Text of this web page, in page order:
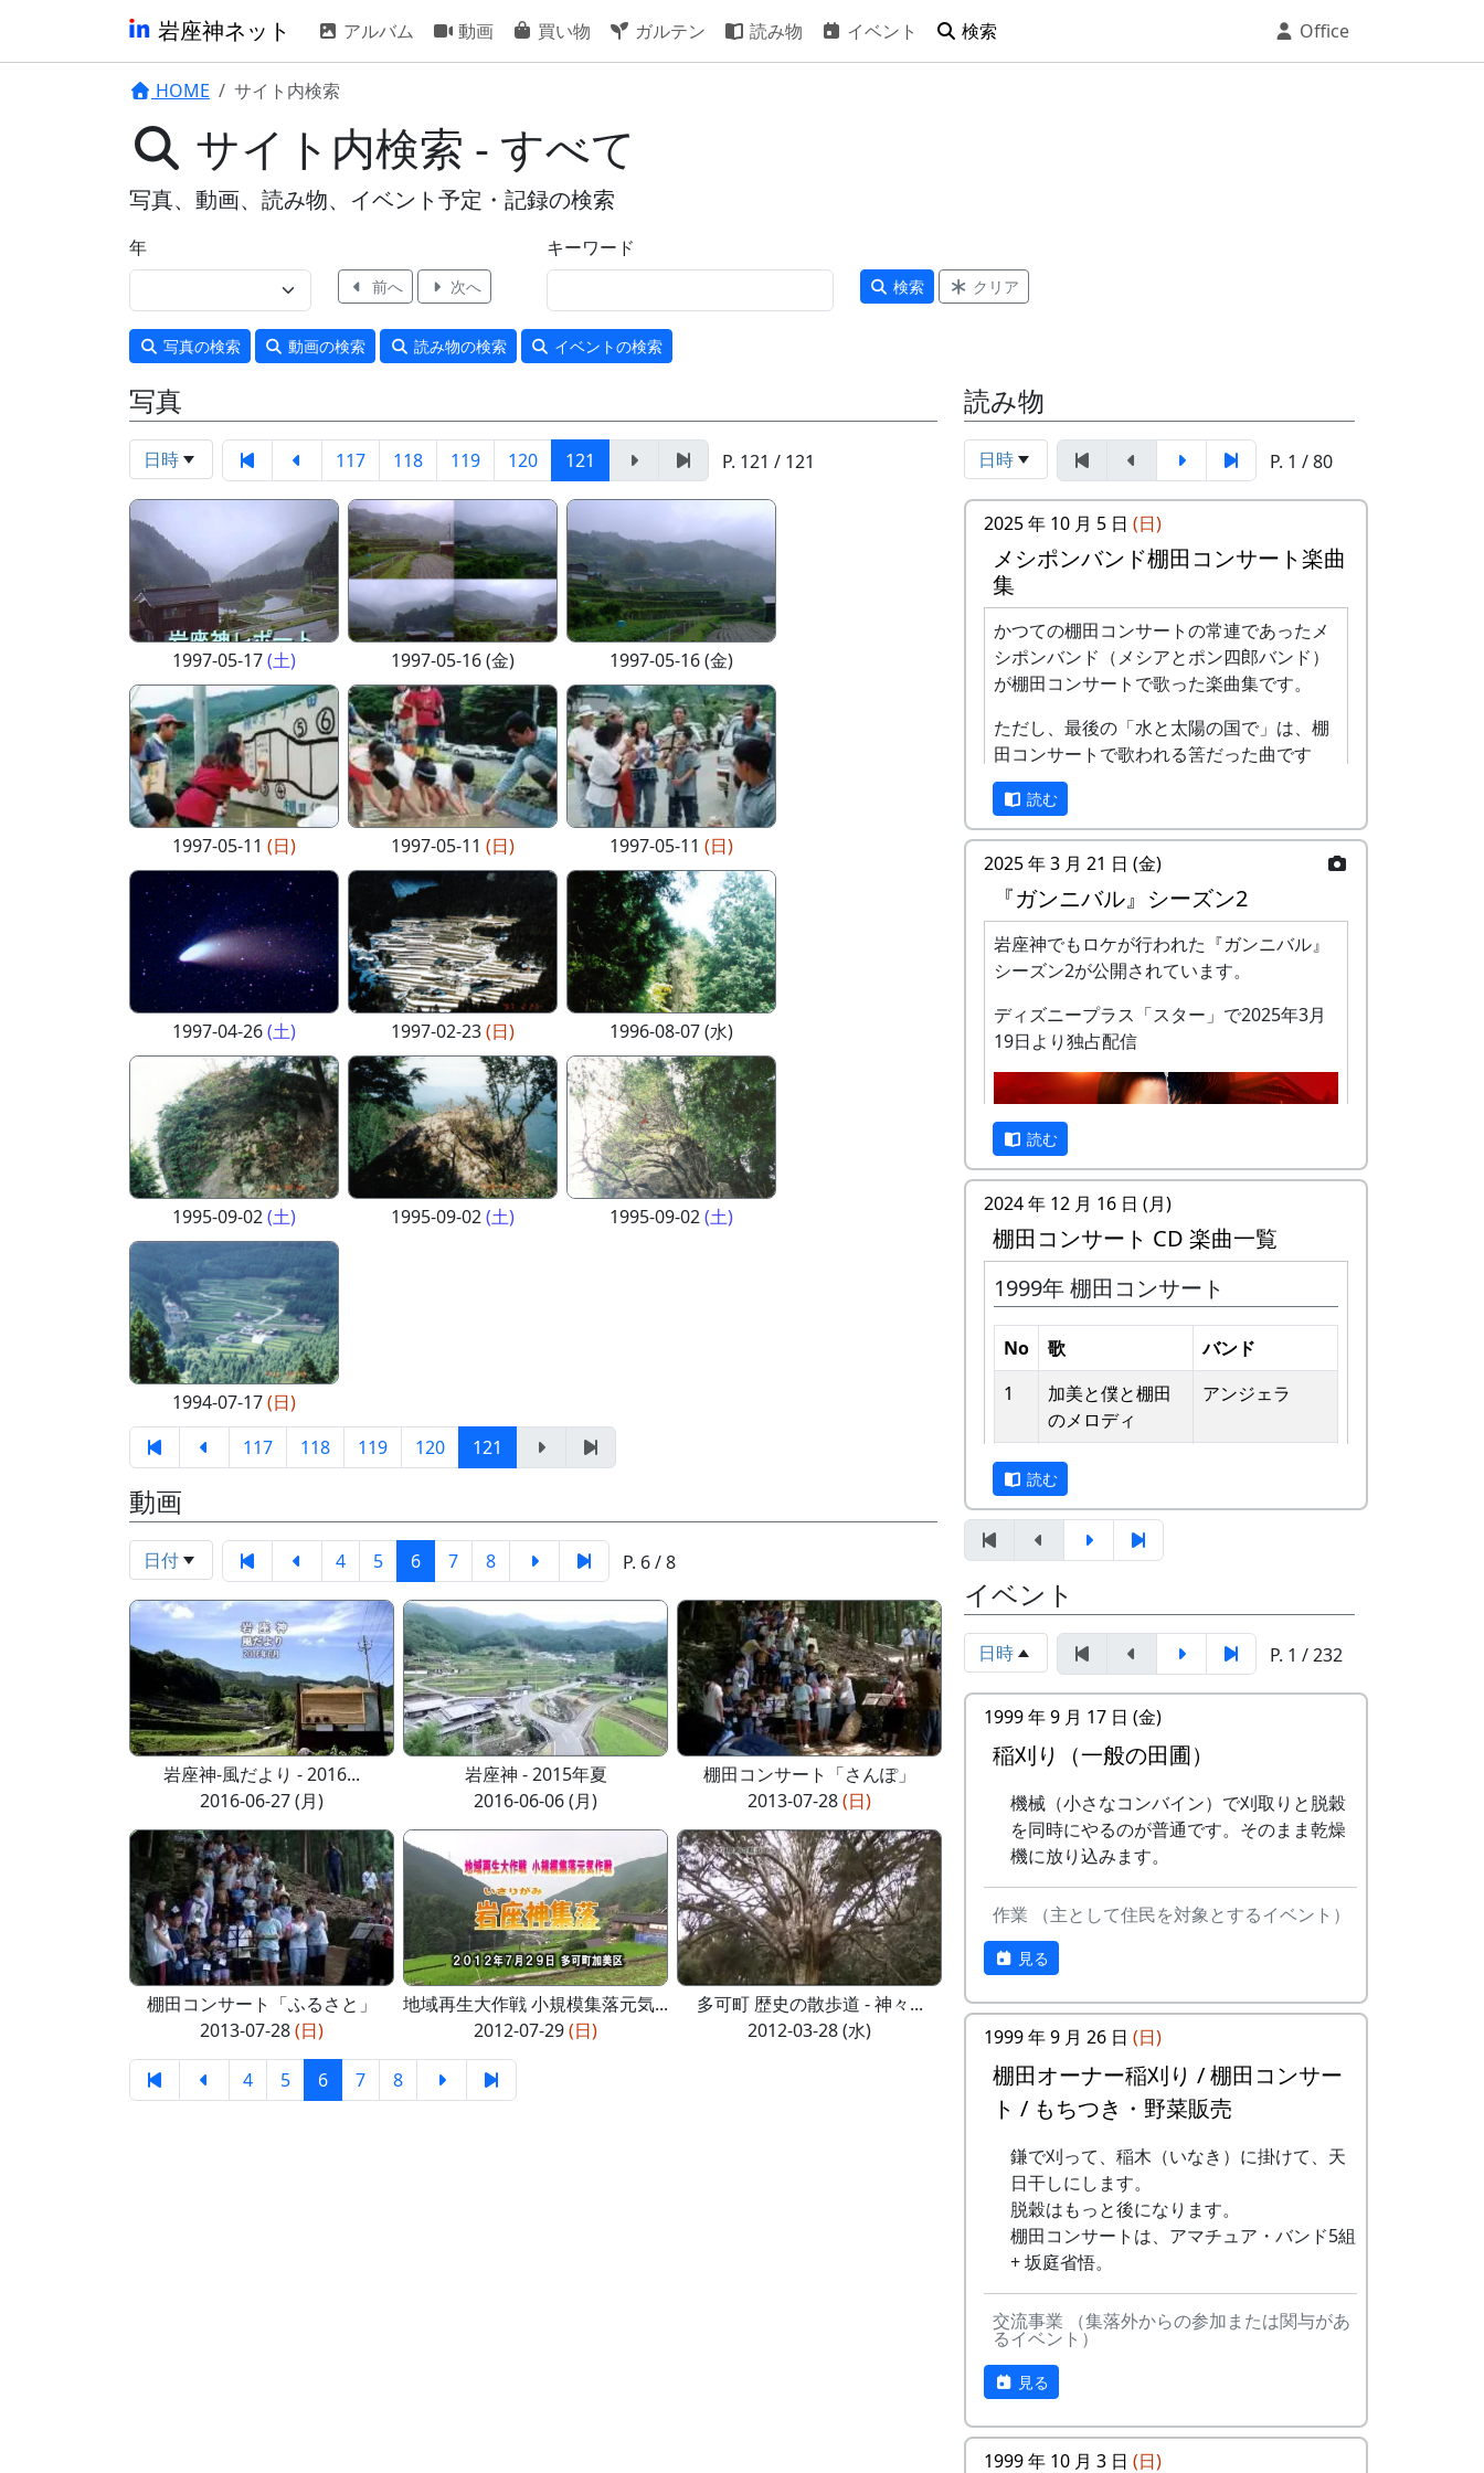
岩座神ネット アルバム 動画 買い物 ガルテン 読み物 イベント 検索 Office
HOME サイト内検索
サイト内検索 - すべて
写真、動画、読み物、イベント予定・記録の検索
年
前へ 次へ
キーワード
検索 クリア
写真の検索 動画の検索 読み物の検索 イベントの検索
写真
日時 117 118 119 120 121 P. 121 / 121
1997-05-17(土) 1997-05-16 (金) 1997-05-16 (金)
1997-05-11 (日) 1997-05-11 (日) 1997-05-11 (日)
1997-04-26(土) 1997-02-23(日) 1996-08-07 (水)
1995-09-02(土) 1995-09-02(土) 1995-09-02(土)
1994-07-17(日)
117
118 119 120 121
動画
日付 4 5 6 7 8 P. 6 / 8
岩座神-風だより - 2016...
2016-06-27 (月)
岩座神 - 2015年夏
2016-06-06 (月)
棚田コンサート「さんぽ」
2013-07-28(日)
棚田コンサート「ふるさと」
2013-07-28(日)
地域再生大作戦 小規模集落元気...
2012-07-29(日)
多可町 歴史の散歩道 - 神々...
2012-03-28 (水)
4 5 6 7 8
読み物
日時 P. 1 / 80
2025 年 10 月 5 日 (日)
メシポンバンド棚田コンサート楽曲
集
かつての棚田コンサートの常連であったメ
シポンバンド（メシアとポン四郎バンド）
が棚田コンサートで歌った楽曲集です。
ただし、最後の「水と太陽の国で」は、棚
田コンサートで歌われる筈だった曲です
が、実際に棚田コンサートが歌われること
はありませんでした。
棚田のうた ～ふるさと加美の里へ
～
私達メシポンバンドが若い頃連続出場を果
たしてきた「棚田コンサート」は、フォー
クソングシンガーの“坂庭省悟さん”を始め
審査員の方が見守る中、毎年優秀バンドが
表彰されました。
私達は、この「棚田のうた ～ふるさと加
美の里へ～」で出場した年、“２位”に入る
ことができました。賞品は何と！「地元産
の卵、半年分」でした。
田んぼの真ん中で山積みの卵の箱を受け取
り、バンドメンバーで分けて持って帰ろう
としてたら、他のバンドに目茶苦茶うらや
ましがられたのを覚えています。
しばらくメンバーのお家では、おいしい“た
まごかけごはん”や“卵料理”を味わうことが
でき、「音楽やっててよかったなあ」と思
った瞬間でした～。 (ポン四郎）
棚田のイネに
里山の自然と暮らしを守ろうと、全国に棚
田オーナー制度というのがあります。
元の人に管理してもらい、収穫を楽しみに
１年を過ごす姿を想像して詩を書きまし
た。
相棒の“うらめしあ”が曲をつけてくれて、
田んぼでライブする企画）でみんなで歌っ
た思い出の楽曲です。（ポン四郎）
水と太陽の国で
読む
2025 年 3 月 21 日 (金)
『ガンニバル』シーズン2
岩座神でもロケが行われた『ガンニバル』
シーズン2が公開されています。
ディズニープラス「スター」で2025年3月
19日より独占配信
予告編
「この村に、喰われる」、「この村を、喰
ってやる」って、いやいやいや、岩座神は
そんな村じゃありませんよ。
読む
2024 年 12 月 16 日 (月)
棚田コンサート CD 楽曲一覧
1999年 棚田コンサート
No 歌
バンド
1
加美と僕と棚⽥
のメロディ
アンジェラ
2 歌おうみんなで
ワンス・アン
ド・フォーエバ
ー
4
僕の中のふるさ
H
CORPORATION
II
棚⽥のイネに
6
ふるさと加美の
⾥へ
メシアとポン四
郎バンド
8
この町で
MASA BAND
9
⻩⾦の海
10
帰ってきたよ
H
11
帰郷〜2000〜9
⽉吉⽇
三畳⼀間
12 帰郷
なでしこ
13
僕は棚⽥の中に
いる
アンジェラ
14 静かに時は…
CORPORATION
15
⽔と太陽の国で
17
棚⽥のステージ
読む
イベント
日時 P. 1 / 232
1999 年 9 月 17 日 (金)
稲刈り（一般の田圃）
機械（小さなコンバイン）で刈取りと脱穀
を同時にやるのが普通です。そのまま乾燥
機に放り込みます。
作業 （主として住民を対象とするイベント）
見る
1999 年 9 月 26 日 (日)
棚田オーナー稲刈り / 棚田コンサー
ト / もちつき・野菜販売
鎌で刈って、稲木（いなき）に掛けて、天
日干しにします。
脱穀はもっと後になります。
棚田コンサートは、アマチュア・バンド5組
+ 坂庭省悟。
交流事業 （集落外からの参加または関与があ
るイベント）
見る
1999 年 10 月 3 日 (日)